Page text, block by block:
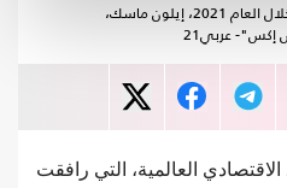
في صدارة أثرياء العالم الأكثر ربحا خلال العام 2021، إيلون ماسك،
عربي21
العالمية، التي رافقت